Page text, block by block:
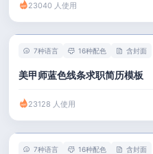
23040 人使用
7种语言 16种配色 含封面
美甲师蓝色线条求职简历模板
23128 人使用
7种语言 16种配色 含封面